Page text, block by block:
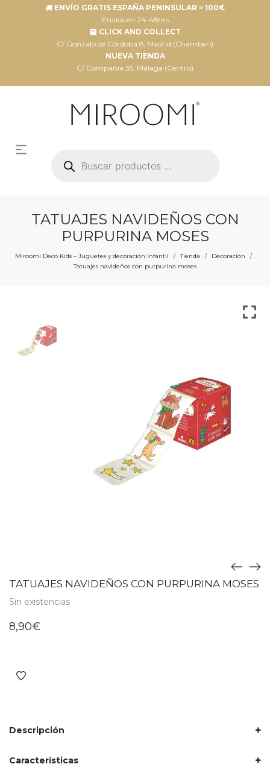
ENVÍO GRATIS ESPAÑA PENINSULAR > 100€
Envíos en 24-48hrs
CLICK AND COLLECT
C/ Gonzalo de Córdoba 8, Madrid (Chamberí)
NUEVA TIENDA
C/ Compañia 35, Málaga (Centro)
productos
TATUAJES NAVIDEÑOS CON
PURPURINA MOSES
Miroomi Deco Kids – Juguetes y decoración Infantil / Tienda / Decoración /
Tatuajes navideños con purpurina moses
TATUAJES NAVIDEÑOS CON PURPURINA MOSES
Sin existencias
8,90€
Descripción
Características